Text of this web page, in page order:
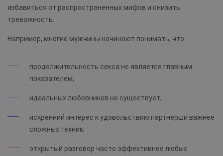
избавиться от распространенных мифов и снизить
тревожность.
Например, многие мужчины начинают понимать, что:
продолжительность секса не является главным
показателем;
идеальных любовников не существует;
искренний интерес к удовольствию партнерши важнее
сложных техник;
открытый разговор часто эффективнее любых